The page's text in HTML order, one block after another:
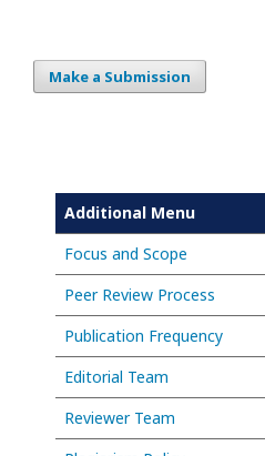
Make a Submission
Additional Menu
Focus and Scope
Peer Review Process
Publication Frequency
Editorial Team
Reviewer Team